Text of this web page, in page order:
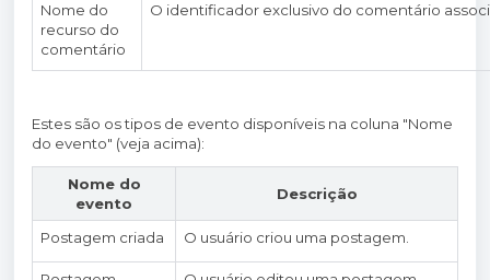
Nome do
recurso do
comentário
O identificador exclusivo do comentário
Estes são os tipos de evento disponíveis na coluna "Nome
do evento" (veja acima):
Nome do
evento
Descrição
Postagem criada O usuário criou uma postagem.